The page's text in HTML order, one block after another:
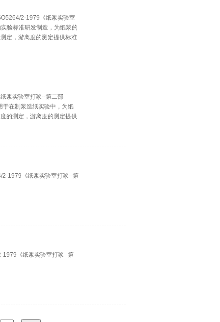
2-1979《纸浆实验室
验标准研发制造，为纸浆的
定，游离度的测定提供标准
浆实验室打浆--第二部
于在制浆造纸实验中，为纸
的测定，游离度的测定提供
2-1979《纸浆实验室打浆--第
1979《纸浆实验室打浆--第